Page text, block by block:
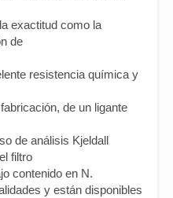
exactitud como la
de
resistencia química y
de un ligante
de análisis Kjeldall
filtro
contenido en N.
y están disponibles